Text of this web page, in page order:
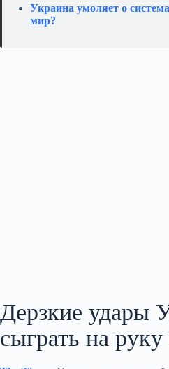
Украина умоляет о
мир?
Дерзкие удары
сыграть на